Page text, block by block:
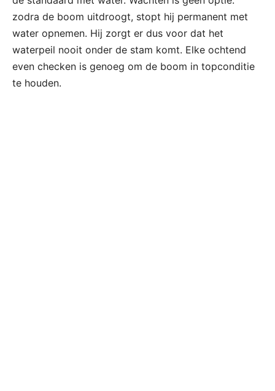
zodra de boom uitdroogt, stopt hij permanent met
water opnemen. Hij zorgt er dus voor dat het
waterpeil nooit onder de stam komt. Elke ochtend
even checken is genoeg om de boom in topconditie
te houden.